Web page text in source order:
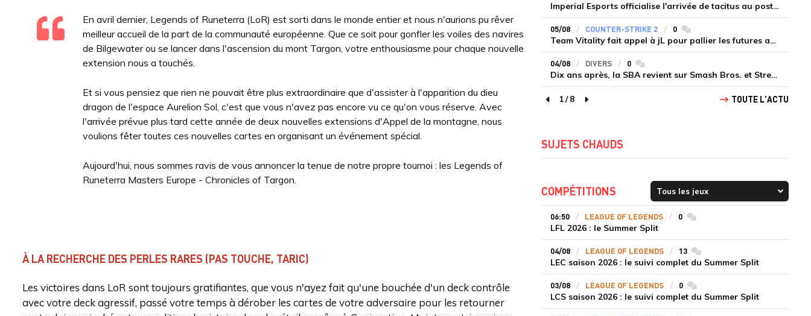
En avril dernier, Legends of Runeterra (LoR) est sorti dans le monde entier et nous n'aurions pu rêver
meilleur accueil de la part de la communauté européenne. Que ce soit pour gonfler les voiles des navires
de Bilgewater ou se lancer dans l'ascension du mont Targon, votre enthousiasme pour chaque nouvelle
extension nous a touchés.
Et si vous pensiez que rien ne pouvait être plus extraordinaire que d'assister à l'apparition du dieu
dragon de l'espace Aurelion Sol, c'est que vous n'avez pas encore vu ce qu'on vous réserve. Avec
l'arrivée prévue plus tard cette année de deux nouvelles extensions d'Appel de la montagne, nous
voulions fêter toutes ces nouvelles cartes en organisant un événement spécial.
Aujourd'hui, nous sommes ravis de vous annoncer la tenue de notre propre tournoi : les Legends of
Runeterra Masters Europe - Chronicles of Targon.
À LA RECHERCHE DES PERLES RARES (PAS TOUCHE, TARIC)
Les victoires dans LoR sont toujours gratifiantes, que vous n'ayez fait qu'une bouchée d'un deck contrôle
avec votre deck agressif, passé votre temps à dérober les cartes de votre adversaire pour les retourner
Imperial Esports officialise l'arrivée de tacitus au poste d'entraîneur
05/08 COUNTER-STRIKE 2 0commentaires
Team Vitality fait appel à jL pour pallier les futures absences d'apEX et mezii
04/08 DIVERS 0commentaires
Dix ans après, la SBA revient sur Smash Bros. et Street Fighter
page précédente
1/8
page suivante
TOUTE L'ACTU
SUJETS CHAUDS
COMPÉTITIONS
06:50 LEAGUE OF LEGENDS 0commentaires
LFL 2026 : le Summer Split
04/08 LEAGUE OF LEGENDS 13commentaires
LEC saison 2026 : le suivi complet du Summer Split
03/08 LEAGUE OF LEGENDS 0commentaires
LCS saison 2026 : le suivi complet du Summer Split